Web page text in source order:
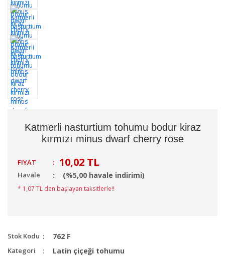
Katmerli nasturtium tohumu bodur kiraz
kırmızı minus dwarf cherry rose
FIYAT : 10,02 TL
Havale (%5,00 havale indirimi)
* 1,07 TL den başlayan taksitlerle!!
Stok Kodu 762 F
Kategori Latin çiçeği tohumu